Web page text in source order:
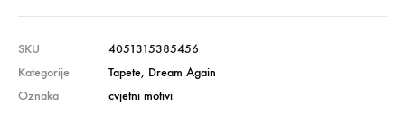
SKU
4051315385456
Kategorije
Tapete, Dream Again
Oznaka
cvjetni motivi